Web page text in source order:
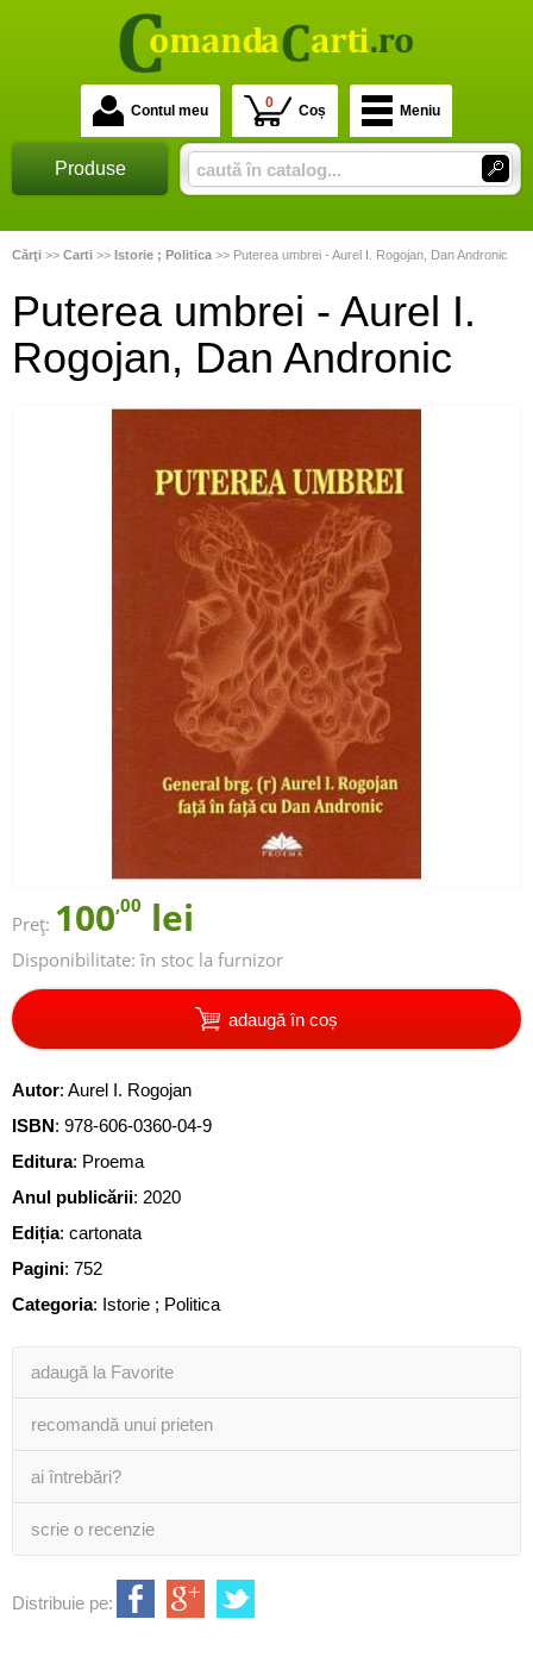
Contul meu 0 Coș Meniu
Produse
Cărţi >> Carti >> Istorie ; Politica >> Puterea umbrei - Aurel I. Rogojan, Dan Andronic
Puterea umbrei - Aurel I.
Rogojan, Dan Andronic
Preț: 100,00 lei
Disponibilitate: în stoc la furnizor
adaugă în coș
Autor: Aurel I. Rogojan
ISBN: 978-606-0360-04-9
Editura: Proema
Anul publicării: 2020
Ediția: cartonata
Pagini: 752
Categoria: Istorie ; Politica
adaugă la Favorite
recomandă unui prieten
ai întrebări?
scrie o recenzie
Distribuie pe: